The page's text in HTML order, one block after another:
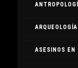
ARQUEOLOGÍA
ASESINOS EN